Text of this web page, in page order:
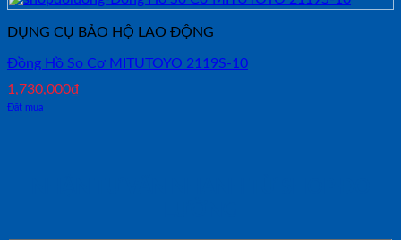
DỤNG CỤ BẢO HỘ LAO ĐỘNG
Đồng Hồ So Cơ MITUTOYO 2119S-10
1,730,000₫
Đặt mua